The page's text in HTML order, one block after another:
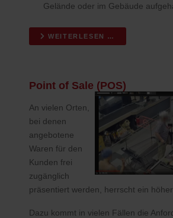
Gelände oder im Gebäude
WEITERLESEN …
Point of Sale (POS)
An vielen Orten,
bei denen
angebotene
Waren für den
Kunden frei
zugänglich
präsentiert werden, herrscht ein
Dazu kommt in vielen Fällen die